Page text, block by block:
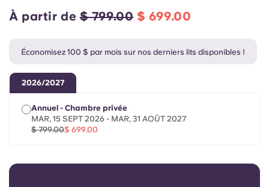
French
À partir de$ 799.00 $ 699.00
Économisez 100 $ par mois sur nos derniers lits disponibles !
2026/2027
Annuel - Chambre privée
MAR, 15 SEPT 2026 - MAR, 31 AOÛT 2027
$ 799.00$ 699.00